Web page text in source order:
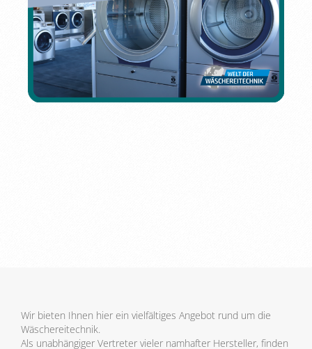
Wir bieten Ihnen hier ein vielfältiges Angebot rund um die
Wäschereitechnik.
Als unabhängiger Vertreter vieler namhafter Hersteller, finden